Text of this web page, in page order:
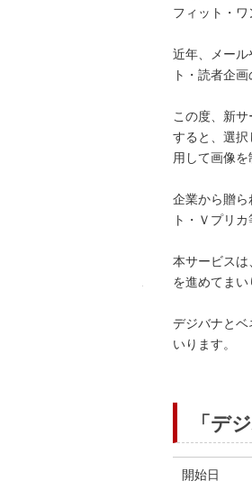
フィット・ワ
近年、メール
ト・読者企
この度、新
すると、選
用して画像を
企業から贈ら
ト・Ｖプリ
本サービスは
を進めてまい
デジバナとベ
いります。
「デ
開始日